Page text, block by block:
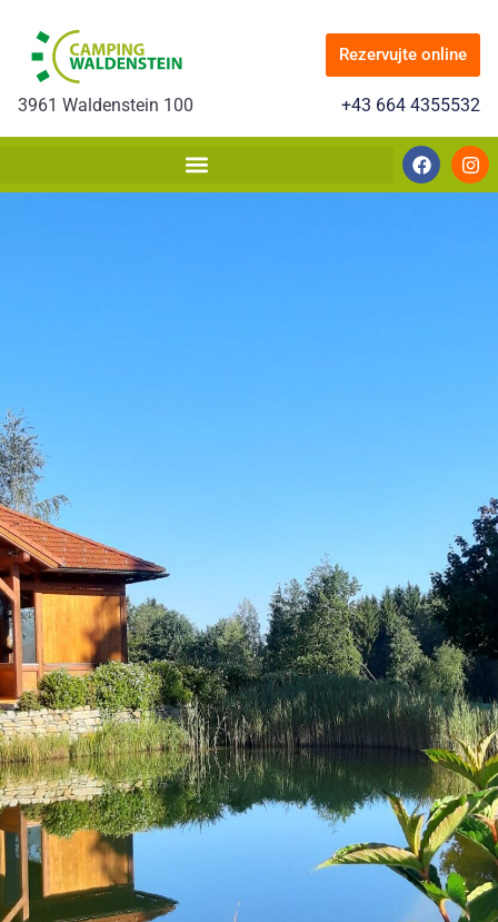
3961 Waldenstein 100 +43 664 4355532
Rezervujte online